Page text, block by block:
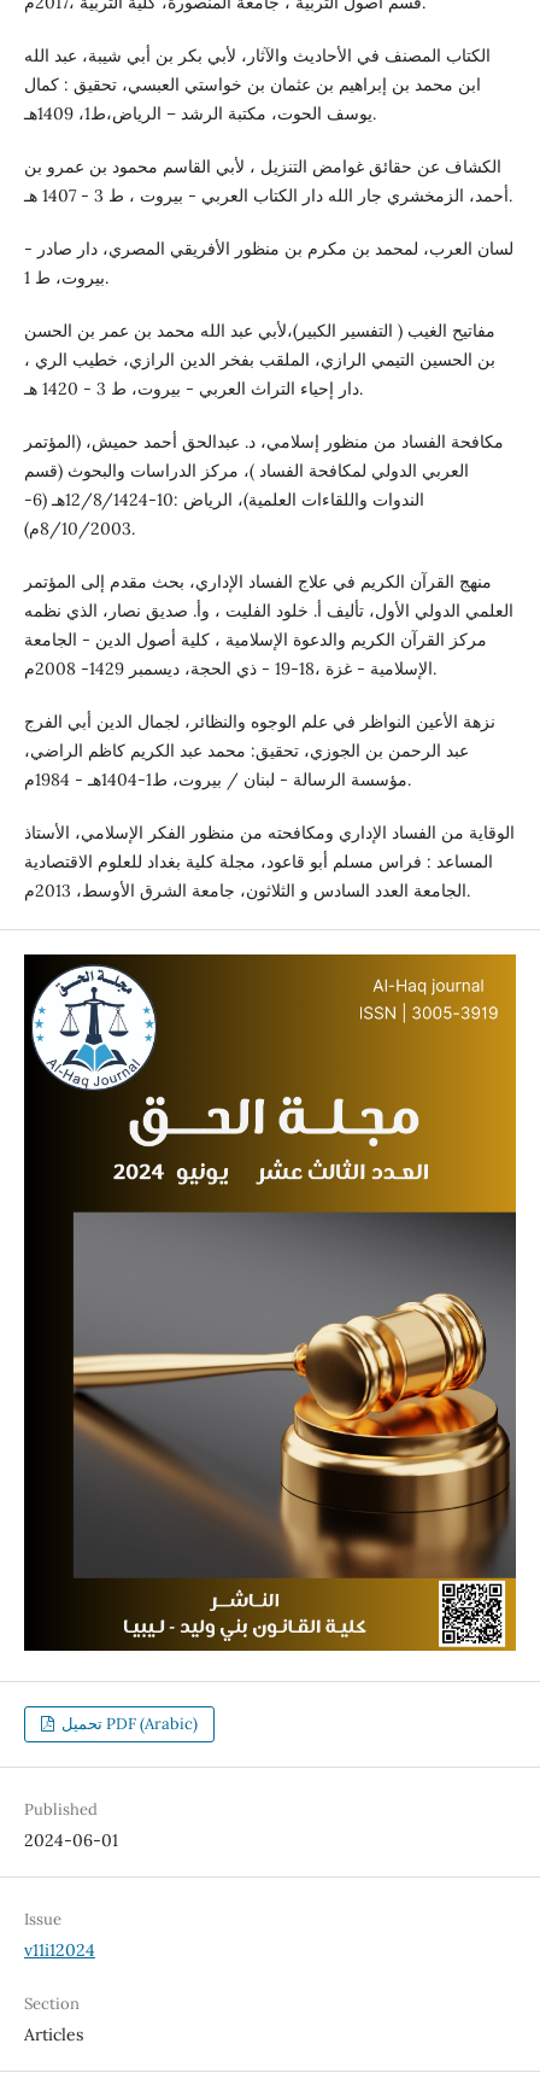
الكتاب المصنف في الأحاديث والآثار، لأبي بكر بن أبي شيبة، عبد الله
ابن محمد بن إبراهيم بن عثمان بن خواستي العبسي، تحقيق : كمال
يوسف الحوت، مكتبة الرشد – الرياض،ط1، 1409هـ.
الكشاف عن حقائق غوامض التنزيل ، لأبي القاسم محمود بن عمرو بن
أحمد، الزمخشري جار الله دار الكتاب العربي - بيروت ، ط 3 - 1407 هـ.
لسان العرب، لمحمد بن مكرم بن منظور الأفريقي المصري، دار صادر -
بيروت، ط 1.
مفاتيح الغيب ( التفسير الكبير)،لأبي عبد الله محمد بن عمر بن الحسن
بن الحسين التيمي الرازي، الملقب بفخر الدين الرازي، خطيب الري ،
دار إحياء التراث العربي - بيروت، ط 3 - 1420 هـ.
مكافحة الفساد من منظور إسلامي، د. عبدالحق أحمد حميش، (المؤتمر
العربي الدولي لمكافحة الفساد )، مركز الدراسات والبحوث (قسم
الندوات واللقاءات العلمية)، الرياض :10-12/8/1424هـ (6-
8/10/2003م).
منهج القرآن الكريم في علاج الفساد الإداري، بحث مقدم إلى المؤتمر
العلمي الدولي الأول، تأليف أ. خلود الفليت ، وأ. صديق نصار، الذي نظمه
مركز القرآن الكريم والدعوة الإسلامية ، كلية أصول الدين - الجامعة
الإسلامية - غزة ،18-19 - ذي الحجة، ديسمبر 1429- 2008م.
نزهة الأعين النواظر في علم الوجوه والنظائر، لجمال الدين أبي الفرج
عبد الرحمن بن الجوزي، تحقيق: محمد عبد الكريم كاظم الراضي،
مؤسسة الرسالة - لبنان / بيروت، ط1-1404هـ - 1984م.
الوقاية من الفساد الإداري ومكافحته من منظور الفكر الإسلامي، الأستاذ
المساعد : فراس مسلم أبو قاعود، مجلة كلية بغداد للعلوم الاقتصادية
الجامعة العدد السادس و الثلاثون، جامعة الشرق الأوسط، 2013م.
تحميل PDF (Arabic)
Published
2024-06-01
Issue
v11i12024
Section
Articles